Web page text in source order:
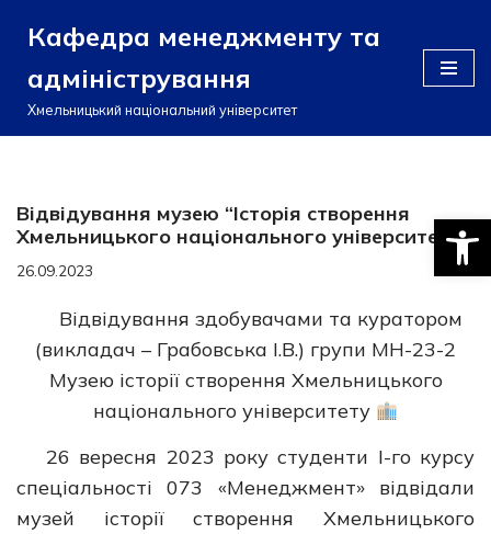
Перейти
до
вмісту
Кафедра менеджменту та
адміністрування
Хмельницький національний університет
Відвідування музею “Історія створення
Хмельницького національного університету”
26.09.2023
Відвідування здобувачами та куратором
(викладач – Грабовська І.В.) групи МН-23-2
Музею історії створення Хмельницького
національного університету
26 вересня 2023 року студенти І-го курсу
спеціальності 073 «Менеджмент» відвідали
музей історії створення Хмельницького